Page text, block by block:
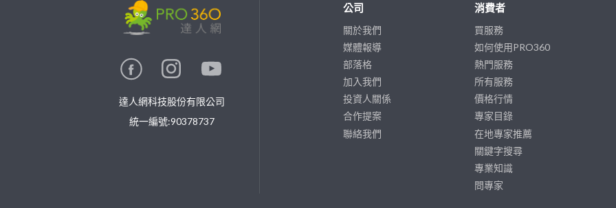
達人網科技股份有限公司
統一編號:90378737
公司
關於我們
媒體報導
部落格
加入我們
投資人關係
合作提案
聯絡我們
消費者
買服務
如何使用PRO360
熱門服務
所有服務
價格行情
專家目錄
在地專家推薦
關鍵字搜尋
專業知識
問專家